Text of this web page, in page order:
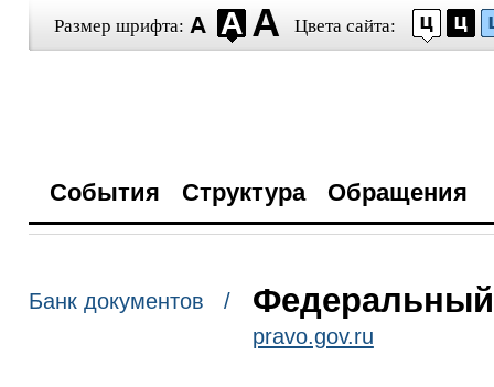
Размер шрифта: Цвета сайта:
События Структура Обращения
Банк документов / Федеральный
pravo.gov.ru